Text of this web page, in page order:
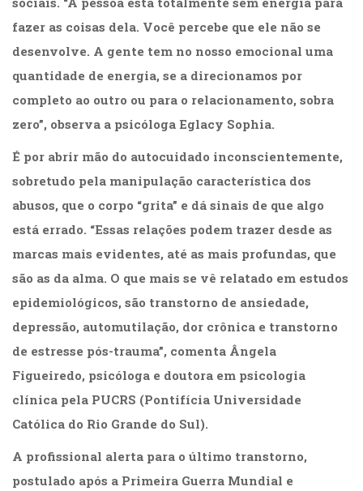
fazer as coisas dela. Você percebe que ele não se
desenvolve. A gente tem no nosso emocional uma
quantidade de energia, se a direcionamos por
completo ao outro ou para o relacionamento, sobra
zero”, observa a psicóloga Eglacy Sophia.
É por abrir mão do autocuidado inconscientemente,
sobretudo pela manipulação característica dos
abusos, que o corpo “grita” e dá sinais de que algo
está errado. “Essas relações podem trazer desde as
marcas mais evidentes, até as mais profundas, que
são as da alma. O que mais se vê relatado em estudos
epidemiológicos, são transtorno de ansiedade,
depressão, automutilação, dor crônica e transtorno
de estresse pós-trauma”, comenta Ângela
Figueiredo, psicóloga e doutora em psicologia
clínica pela PUCRS (Pontifícia Universidade
Católica do Rio Grande do Sul).
A profissional alerta para o último transtorno,
postulado após a Primeira Guerra Mundial e